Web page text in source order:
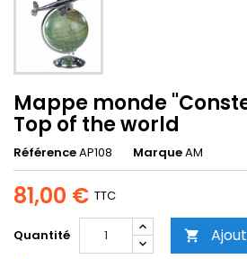
Mappe monde
Top of the world
RéférenceAP108 MarqueAM
81,00 € TTC
Quantité 